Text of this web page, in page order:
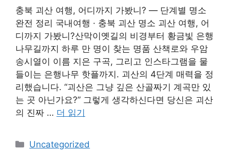
충북 괴산 여행, 어디까지 가봤니? — 단계별 명소
완전 정리 국내여행 · 충북 괴산 명소 괴산 여행, 어
디까지 가봤니?산막이옛길의 비경부터 황금빛 은행
나무길까지 하루 만 명이 찾는 명품 산책로와 우암
송시열이 이름 지은 구곡, 그리고 인스타그램을 물
들이는 은행나무 핫플까지. 괴산의 4단계 매력을 정
리했습니다. “괴산은 그냥 깊은 산골짜기 계곡만 있
는 곳 아닌가요?” 그렇게 생각하신다면 당신은 괴산
의 진짜 … 더 읽기
카
Uncategorized